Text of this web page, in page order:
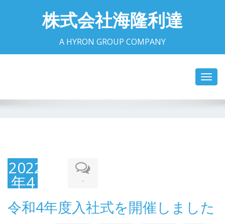
株式会社海隆利達
A HYRON GROUP COMPANY
2022
年4
月1
日
-
令和4年度入社式を開催しました